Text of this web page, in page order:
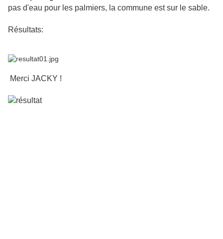
pas d'eau pour les palmiers, la commune est sur le sable.
Résultats:
Merci JACKY !